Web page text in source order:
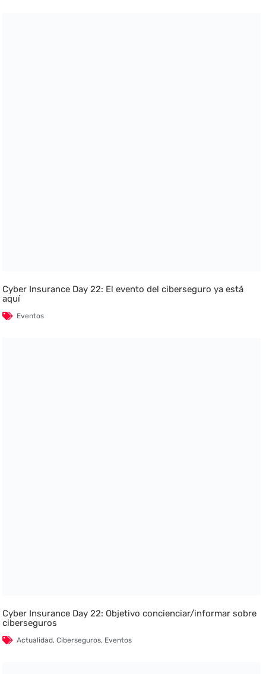
Cyber Insurance Day 22: El evento del ciberseguro ya está
aquí
Eventos
Cyber Insurance Day 22: Objetivo concienciar/informar sobre
ciberseguros
Actualidad,Ciberseguros, Eventos